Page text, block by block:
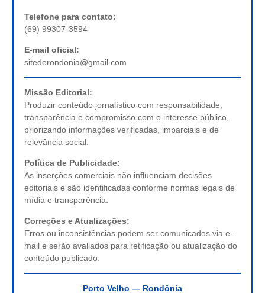
Telefone para contato:
(69) 99307-3594
E-mail oficial:
sitederondonia@gmail.com
Missão Editorial:
Produzir conteúdo jornalístico com responsabilidade,
transparência e compromisso com o interesse público,
priorizando informações verificadas, imparciais e de
relevância social.
Política de Publicidade:
As inserções comerciais não influenciam decisões
editoriais e são identificadas conforme normas legais de
mídia e transparência.
Correções e Atualizações:
Erros ou inconsistências podem ser comunicados via e-
mail e serão avaliados para retificação ou atualização do
conteúdo publicado.
Porto Velho — Rondônia